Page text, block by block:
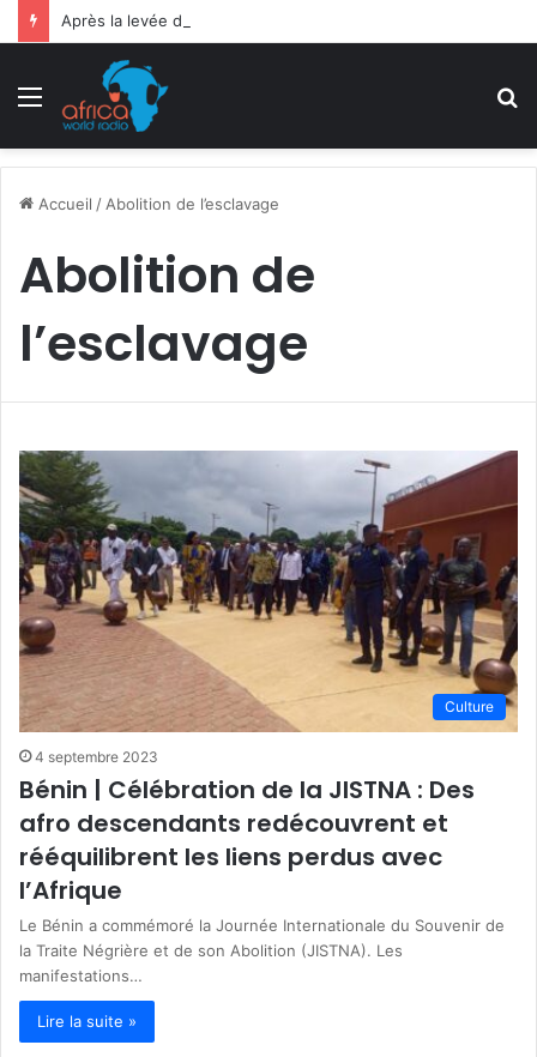
Menu
Accueil / Abolition de l’esclavage
Abolition de
l’esclavage
Culture
4 septembre 2023
Bénin | Célébration de la JISTNA : Des
afro descendants redécouvrent et
rééquilibrent les liens perdus avec
l’Afrique
Le Bénin a commémoré la Journée Internationale du Souvenir de
la Traite Négrière et de son Abolition (JISTNA). Les
manifestations…
Lire la suite »